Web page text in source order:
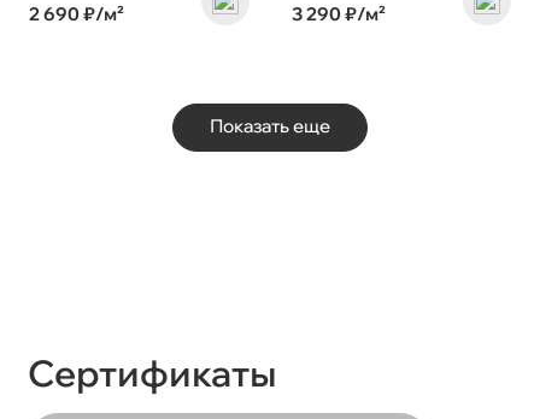
2 690 ₽/м² 3 290 ₽/м²
Показать еще
Сертификаты